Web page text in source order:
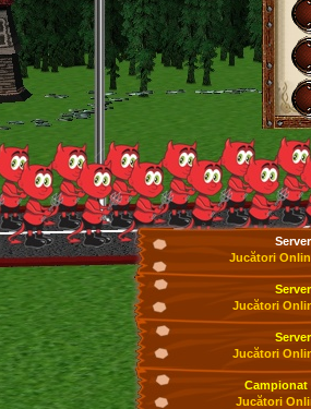
Jucători
Jucători
Jucători
Campionat
Jucători